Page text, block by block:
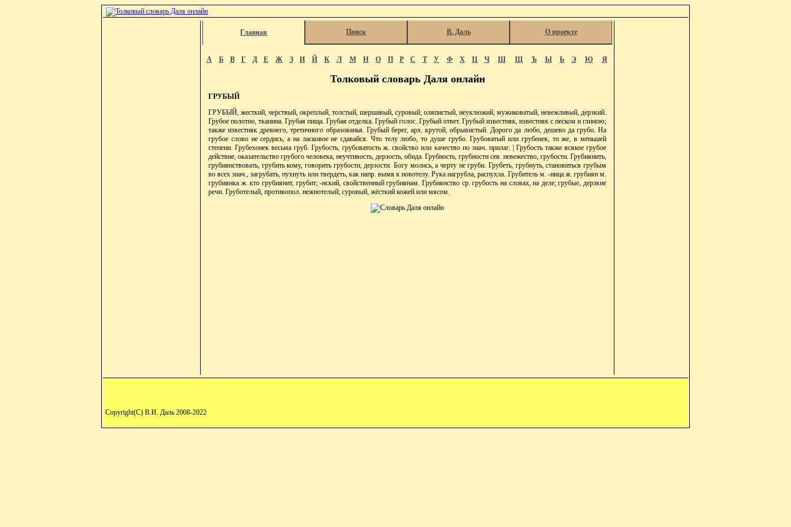
Главная Поиск В. Даль О проекте
А Б В Г Д Е Ж З И Й К Л М Н О П Р С Т У Ф Х Ц Ч Ш Щ Ъ Ы Ь Э Ю Я
Толковый словарь Даля онлайн
ГРУБЫЙ
ГРУБЫЙ, жесткий, черствый, окреплый, толстый, шершавый, суровый, оляпистый, неуклюжий, мужиковатый, невежливый, дерзкий.
Грубое полотно, тканина. Грубая пища. Грубая отделка. Грубый голос. Грубый ответ. Грубый известняк, известняк с песком и глиною;
также известняк древнего, третичного образованья. Грубый берег, арх. крутой, обрывистый. Дорого да любо, дешево да грубо. На
грубое слово не сердись, а на ласковое не сдавайся. Что телу любо, то душе грубо. Грубоватый или грубенек, то же, в меньшей
степени. Грубехонек весьма груб. Грубость, грубоватость ж. свойство или качество по знач. прилаг. | Грубость также всякое грубое
действие, оказательство грубого человека, неучтивость, дерзость, обида. Грубность, грубности сев. невежество, грубости. Грубиянить,
грубиянствовать, грубить кому, говорить грубости, дерзости. Богу молись, а черту не груби. Грубеть, грубнуть, становиться грубым
во всех знач., загрубать, пухнуть или твердеть, как напр. вымя к новотелу. Рука нагрубла, распухла. Грубитель м. -ница ж. грубиян м.
грубиянка ж. кто грубиянит, грубит; -нский, свойственный грубиянам. Грубиянство ср. грубость на словах, на деле; грубые, дерзкие
речи. Груботелый, противопол. нежнотелый; суровый, жёсткий кожей или мясом.
Copyright(C) В.И. Даль 2008-2022